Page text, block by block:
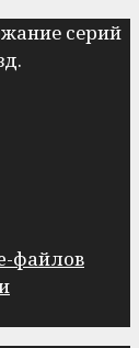
серий
файлов